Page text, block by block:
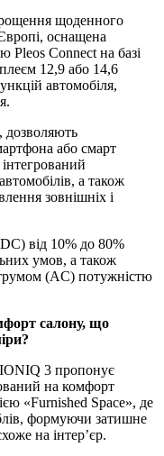
щоденного
оснащена
Pleos Connect на базі
12,9 або 14,6
автомобіля,
дозволяють
або смарт
а також
зовнішніх і
від 10% до 80%
умов, а також
(AC) потужністю
салону, що
3 пропонує
на комфорт
«Furnished Space», де
формуючи затишне
на інтер’єр.